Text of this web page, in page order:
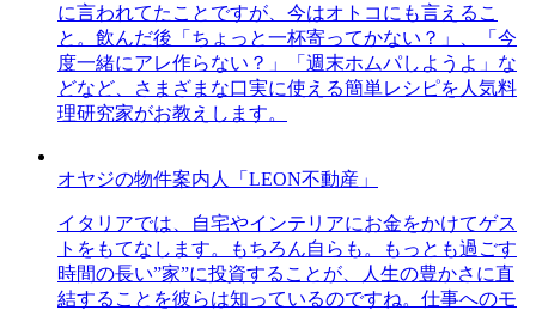
に言われてたことですが、今はオトコにも言えるこ
と。飲んだ後「ちょっと一杯寄ってかない？」、「今
度一緒にアレ作らない？」「週末ホムパしようよ」な
どなど、さまざまな口実に使える簡単レシピを人気料
理研究家がお教えします。
オヤジの物件案内人「LEON不動産」
イタリアでは、自宅やインテリアにお金をかけてゲス
トをもてなします。もちろん自らも。もっとも過ごす
時間の長い”家”に投資することが、人生の豊かさに直
結することを彼らは知っているのですね。仕事へのモ